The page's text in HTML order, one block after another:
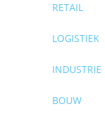
RETAIL
LOGISTIEK
INDUSTRIE
BOUW